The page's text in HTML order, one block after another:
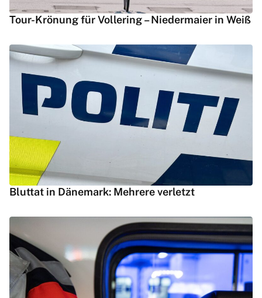
Tour-Krönung für Vollering – Niedermaier in Weiß
Bluttat in Dänemark: Mehrere verletzt